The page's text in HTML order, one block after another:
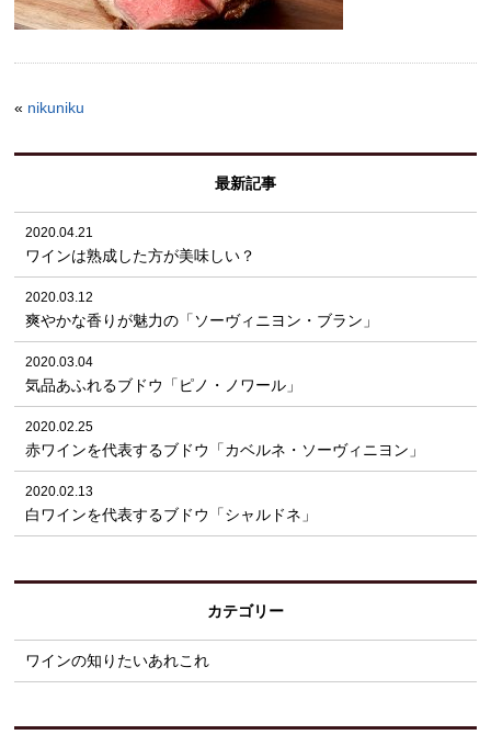
« nikuniku
最新記事
2020.04.21
ワインは熟成した方が美味しい？
2020.03.12
爽やかな香りが魅力の「ソーヴィニヨン・ブラン」
2020.03.04
気品あふれるブドウ「ピノ・ノワール」
2020.02.25
赤ワインを代表するブドウ「カベルネ・ソーヴィニヨン」
2020.02.13
白ワインを代表するブドウ「シャルドネ」
カテゴリー
ワインの知りたいあれこれ